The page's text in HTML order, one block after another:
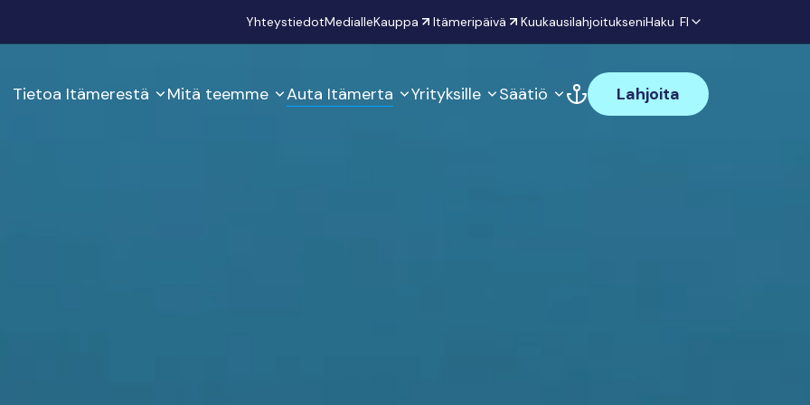
YhteystiedotMedialleKauppa Itämeripäivä KuukausilahjoitukseniHaku FI
Tietoa Itämerestä Mitä teemme Auta Itämerta Yrityksille Säätiö Lahjoita